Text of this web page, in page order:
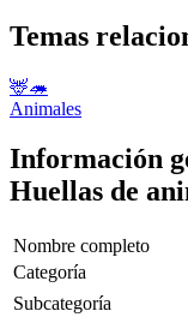
Temas
🦌🦔
Animales
Información
Huellas de
Nombre completo
Categoría
Subcategoría